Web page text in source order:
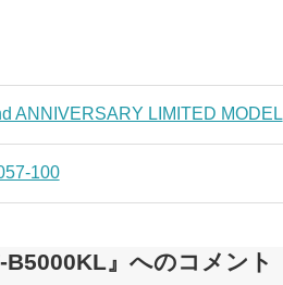
ANNIVERSARY LIMITED MODEL
100
B5000KL』へのコメント